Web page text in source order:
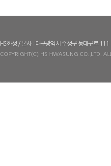
HS화성 / 본사 : 대구광역시 수성구 동대구로 111
COPYRIGHT(C) HS HWASUNG CO.,LTD.